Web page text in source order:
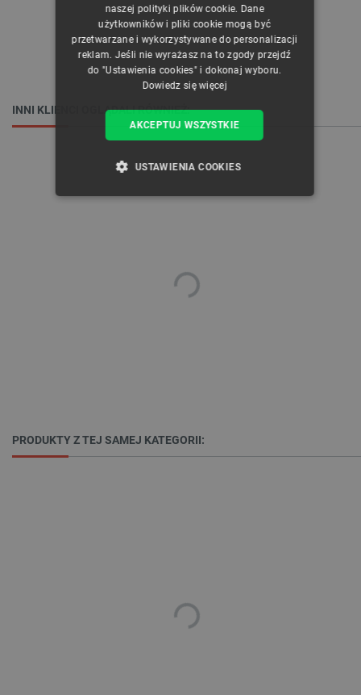
INNI KLIENCI OGLĄDALI RÓWNIEŻ:
PRODUKTY Z TEJ SAMEJ KATEGORII:
GERMAN
naszej polityki plików cookie. Dane
użytkowników i pliki cookie mogą być
przetwarzane i wykorzystywane do personalizacji
reklam. Jeśli nie wyrażasz na to zgody przejdź
do "Ustawienia cookies" i dokonaj wyboru.
Dowiedz się więcej
AKCEPTUJ WSZYSTKIE
USTAWIENIA COOKIES
FUNKCJONALNOŚĆ
Bez niezbędnych plików cookie nie można
prawidłowo korzystać ze strony internetowej.